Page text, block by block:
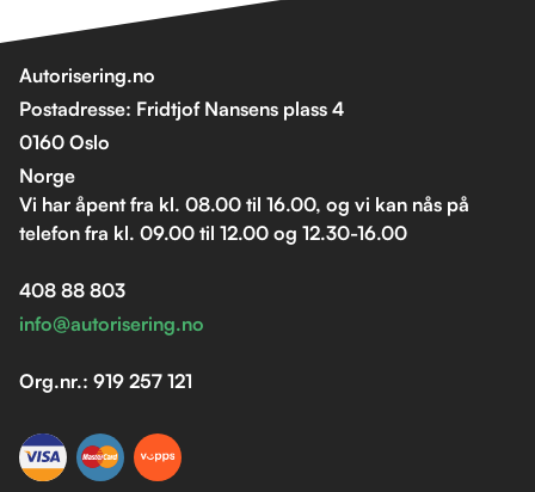
Autorisering.no
Postadresse: Fridtjof Nansens plass 4
0160 Oslo
Norge
Vi har åpent fra kl. 08.00 til 16.00, og vi kan nås på
telefon fra kl. 09.00 til 12.00 og 12.30-16.00
408 88 803
info@autorisering.no
Org.nr.: 919 257 121